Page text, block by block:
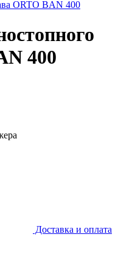
400
Доставка и оплатa